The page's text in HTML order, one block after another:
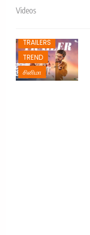
Videos
TRAILERS
TREND
சினிமா